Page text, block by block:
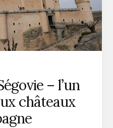
– l’un
châteaux